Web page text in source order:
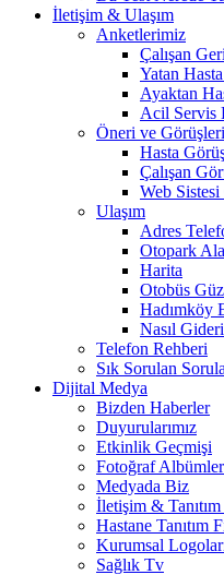
İletişim & Ulaşım
Anketlerimiz
Çalışan
Yatan
Ayaktan
Acil Servis
Öneri ve
Hasta
Çalışan
Web
Ulaşım
Adres
Otopark
Harita
Otobüs
Hadımköy
Nasıl
Telefon Rehberi
Sık Sorulan
Dijital Medya
Bizden Haberler
Duyurularımız
Etkinlik Geçmişi
Fotoğraf
Medyada Biz
İletişim &
Hastane Tanıtım
Kurumsal
Sağlık Tv